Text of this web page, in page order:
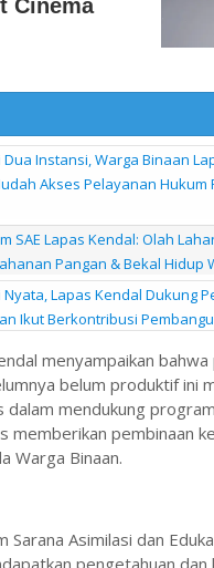
Dua Instansi, Warga Binaan
Akses Pelayanan Hukum
SAE Lapas Kendal: Olah
Pangan & Bekal Hidup
Nyata, Lapas Kendal Dukung
Ikut Berkontribusi
menyampaikan
belum produktif ini
dalam mendukung
memberikan pembinaan
Warga Binaan.
Sarana Asimilasi dan
pengetahuan